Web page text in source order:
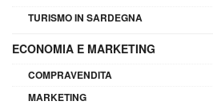
TURISMO IN SARDEGNA
ECONOMIA E MARKETING
COMPRAVENDITA
MARKETING